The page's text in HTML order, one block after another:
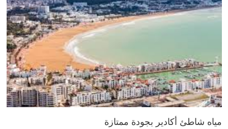
مياه شاطئ أكادير بجودة ممتازة